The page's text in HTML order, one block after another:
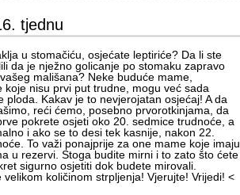
tjednu
u stomačiću, osjećate leptiriće? Da li ste
da je nježno golicanje po stomaku zapravo
mališana? Neke buduće mame,
koje nisu prvi put trudne, mogu već sada
ploda. Kakav je to nevjerojatan osjećaj! A da
reći ćemo, posebno prvorotkinjama, da
pokrete osjeti oko 20. sedmice trudnoće, a
i ako se to desi tek kasnije, nakon 22.
To važi ponajprije za one mame koje imaju
u rezervi. Stoga budite mirni i to zato što ćete
sigurno osjetiti dok budete mirovali.
velikom količinom strpljenja! Vjerujte! Vrijedi! <